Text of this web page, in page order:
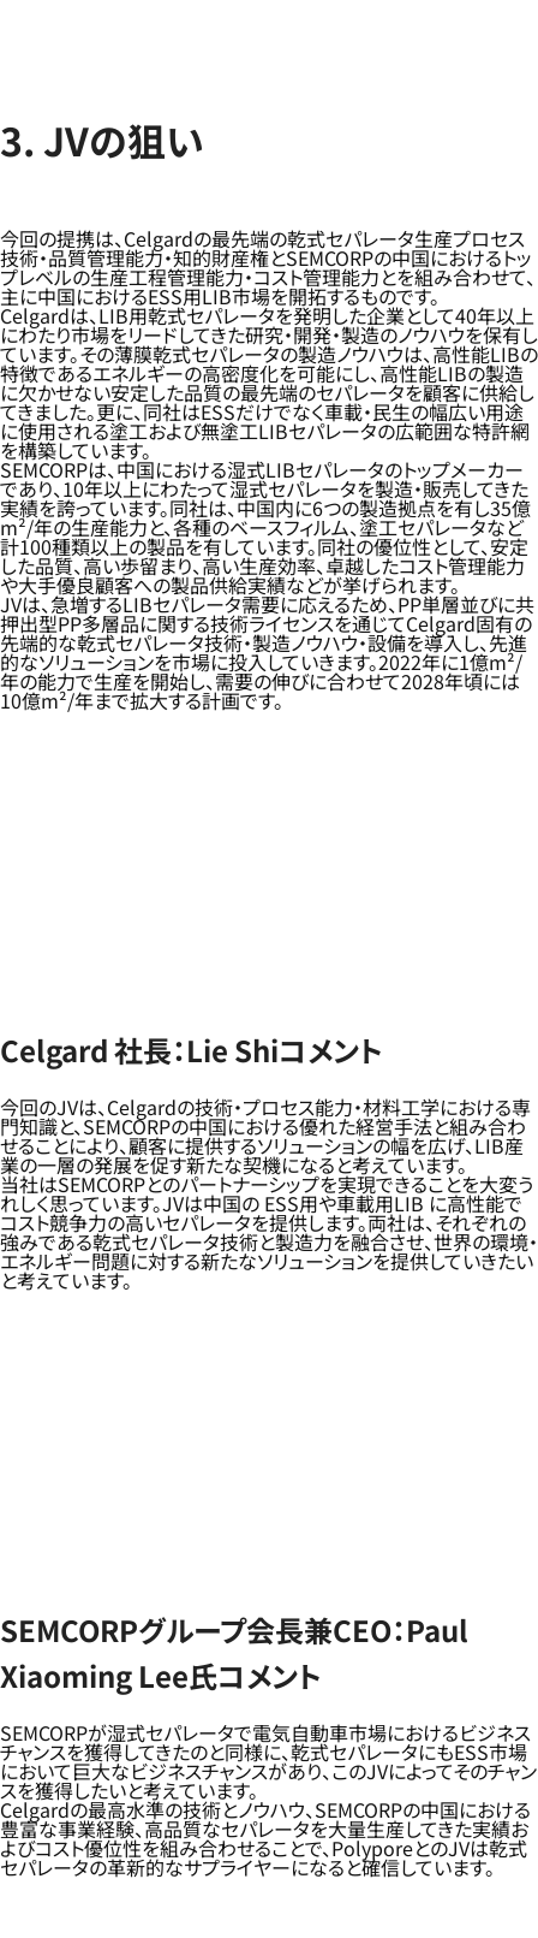
3. JVの狙い
今回の提携は、Celgardの最先端の乾式セパレータ生産プロセス
技術・品質管理能力・知的財産権とSEMCORPの中国におけるトッ
プレベルの生産工程管理能力・コスト管理能力とを組み合わせて、
主に中国におけるESS用LIB市場を開拓するものです。
Celgardは、LIB用乾式セパレータを発明した企業として40年以上
にわたり市場をリードしてきた研究・開発・製造のノウハウを保有し
ています。その薄膜乾式セパレータの製造ノウハウは、高性能LIBの
特徴であるエネルギーの高密度化を可能にし、高性能LIBの製造
に欠かせない安定した品質の最先端のセパレータを顧客に供給し
てきました。更に、同社はESSだけでなく車載・民生の幅広い用途
に使用される塗工および無塗工LIBセパレータの広範囲な特許網
を構築しています。
SEMCORPは、中国における湿式LIBセパレータのトップメーカー
であり、10年以上にわたって湿式セパレータを製造・販売してきた
実績を誇っています。同社は、中国内に6つの製造拠点を有し35億
m²/年の生産能力と、各種のベースフィルム、塗工セパレータなど
計100種類以上の製品を有しています。同社の優位性として、安定
した品質、高い歩留まり、高い生産効率、卓越したコスト管理能力
や大手優良顧客への製品供給実績などが挙げられます。
JVは、急増するLIBセパレータ需要に応えるため、PP単層並びに共
押出型PP多層品に関する技術ライセンスを通じてCelgard固有の
先端的な乾式セパレータ技術・製造ノウハウ・設備を導入し、先進
的なソリューションを市場に投入していきます。2022年に1億m²/
年の能力で生産を開始し、需要の伸びに合わせて2028年頃には
10億m²/年まで拡大する計画です。
Celgard 社長：Lie Shiコメント
今回のJVは、Celgardの技術・プロセス能力・材料工学における専
門知識と、SEMCORPの中国における優れた経営手法と組み合わ
せることにより、顧客に提供するソリューションの幅を広げ、LIB産
業の一層の発展を促す新たな契機になると考えています。
当社はSEMCORPとのパートナーシップを実現できることを大変う
れしく思っています。JVは中国の ESS用や車載用LIB に高性能で
コスト競争力の高いセパレータを提供します。両社は、それぞれの
強みである乾式セパレータ技術と製造力を融合させ、世界の環境・
エネルギー問題に対する新たなソリューションを提供していきたい
と考えています。
SEMCORPグループ会長兼CEO：Paul
Xiaoming Lee氏コメント
SEMCORPが湿式セパレータで電気自動車市場におけるビジネス
チャンスを獲得してきたのと同様に、乾式セパレータにもESS市場
において巨大なビジネスチャンスがあり、このJVによってそのチャン
スを獲得したいと考えています。
Celgardの最高水準の技術とノウハウ、SEMCORPの中国における
豊富な事業経験、高品質なセパレータを大量生産してきた実績お
よびコスト優位性を組み合わせることで、PolyporeとのJVは乾式
セパレータの革新的なサプライヤーになると確信しています。